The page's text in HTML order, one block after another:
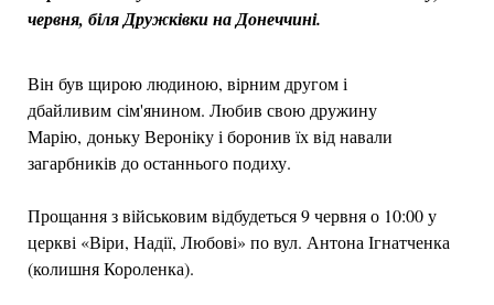
червня, біля Дружківки на Донеччині.
Він був щирою людиною, вірним другом і
дбайливим сім'янином. Любив свою дружину
Марію, доньку Вероніку і боронив їх від навали
загарбників до останнього подиху.
Прощання з військовим відбудеться 9 червня о 10:00 у
церкві «Віри, Надії, Любові» по вул. Антона Ігнатченка
(колишня Короленка).